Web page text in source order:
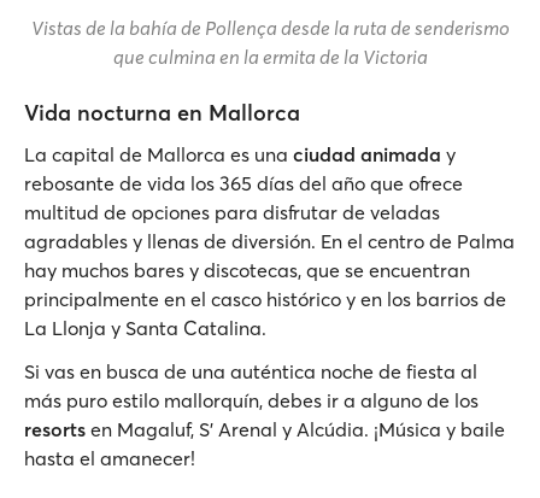
Vistas de la bahía de Pollença desde la ruta de senderismo
que culmina en la ermita de la Victoria
Vida nocturna en Mallorca
La capital de Mallorca es una ciudad animada y
rebosante de vida los 365 días del año que ofrece
multitud de opciones para disfrutar de veladas
agradables y llenas de diversión. En el centro de Palma
hay muchos bares y discotecas, que se encuentran
principalmente en el casco histórico y en los barrios de
La Llonja y Santa Catalina.
Si vas en busca de una auténtica noche de fiesta al
más puro estilo mallorquín, debes ir a alguno de los
resorts en Magaluf, S' Arenal y Alcúdia. ¡Música y baile
hasta el amanecer!